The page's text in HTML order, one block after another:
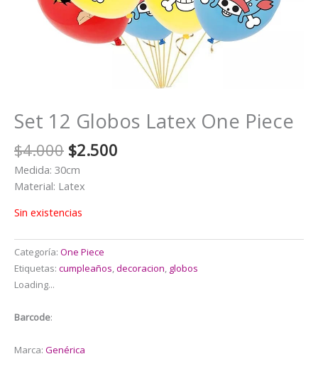
Set 12 Globos Latex One Piece
$4.000 El
precio
original
$4.000.
$2.500
Medida: 30cm
Material: Latex
Sin existencias
Categoría: One Piece
Etiquetas: cumpleaños,decoracion, globos
Loading...
Barcode:
Marca: Genérica